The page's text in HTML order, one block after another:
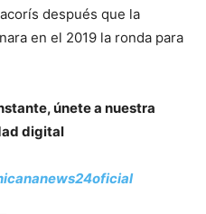
después que la
en el 2019 la ronda para
únete a nuestra
digital